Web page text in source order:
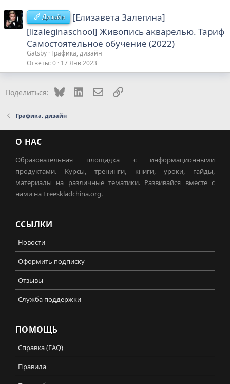
Дизайн
[Елизавета Залегина]
[lizaleginaschool] Живопись акварелью. Тариф
Самостоятельное обучение (2022)
Gatsby Графика, дизайн
Ответы 0 17 Янв 2023
Поделиться: Bluesky LinkedInЭлектронная почта
Ссылка
Графика, дизайн
О НАС
Образовательная площадка с информационными
продуктами. Курсы, тренинги, книги, уроки, гайды,
материалы на различные тематики. Развивайся вместе с
нами на Freeskladchina.org.
ССЫЛКИ
Новости
Оформить подписку
Отзывы
Служба поддержки
ПОМОЩЬ
Справка (FAQ)
Правила